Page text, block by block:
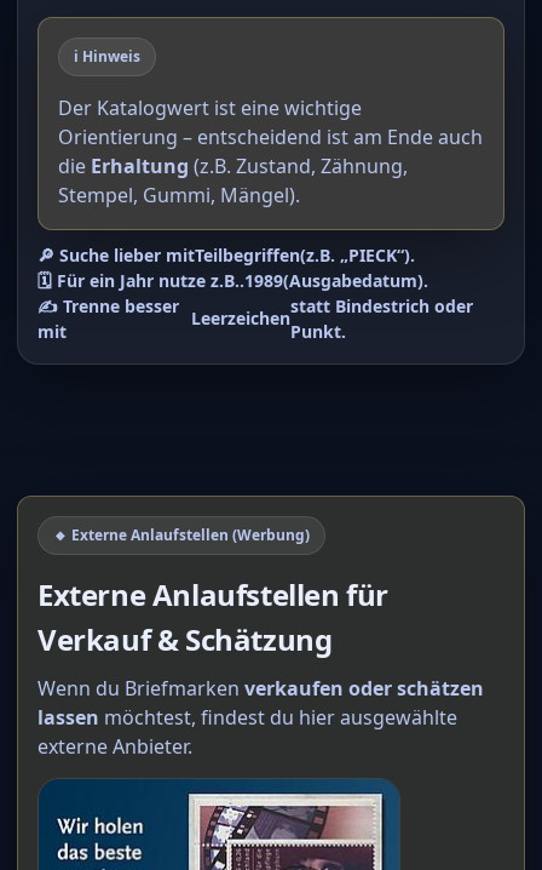
ℹ️ Hinweis
Der Katalogwert ist eine wichtige
Orientierung – entscheidend ist am Ende auch
die Erhaltung (z.B. Zustand, Zähnung,
Stempel, Gummi, Mängel).
🔎 Suche lieber mitTeilbegriffen(z.B. „PIECK“).
🗓️ Für ein Jahr nutze z.B..1989(Ausgabedatum).
✍️ Trenne besser
mit
Leerzeichen
statt Bindestrich oder
Punkt.
🔸 Externe Anlaufstellen (Werbung)
Externe Anlaufstellen für
Verkauf & Schätzung
Wenn du Briefmarken verkaufen oder schätzen
lassen möchtest, findest du hier ausgewählte
externe Anbieter.